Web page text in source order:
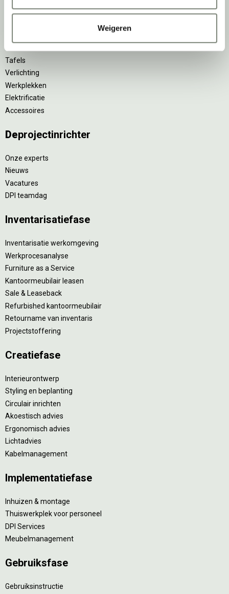
Weigeren
Zitmeubilair
Tafels
Verlichting
Werkplekken
Elektrificatie
Accessoires
Deprojectinrichter
Onze experts
Nieuws
Vacatures
DPI teamdag
Inventarisatiefase
Inventarisatie werkomgeving
Werkprocesanalyse
Furniture as a Service
Kantoormeubilair leasen
Sale & Leaseback
Refurbished kantoormeubilair
Retourname van inventaris
Projectstoffering
Creatiefase
Interieurontwerp
Styling en beplanting
Circulair inrichten
Akoestisch advies
Ergonomisch advies
Lichtadvies
Kabelmanagement
Implementatiefase
Inhuizen & montage
Thuiswerkplek voor personeel
DPI Services
Meubelmanagement
Gebruiksfase
Gebruiksinstructie